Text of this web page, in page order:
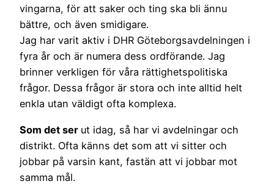
vingarna, för att saker och ting ska bli ännu
bättre, och även smidigare.
Jag har varit aktiv i DHR Göteborgsavdelningen i
fyra år och är numera dess ordförande. Jag
brinner verkligen för våra rättighetspolitiska
frågor. Dessa frågor är stora och inte alltid helt
enkla utan väldigt ofta komplexa.
Som det ser ut idag, så har vi avdelningar och
distrikt. Ofta känns det som att vi sitter och
jobbar på varsin kant, fastän att vi jobbar mot
samma mål.